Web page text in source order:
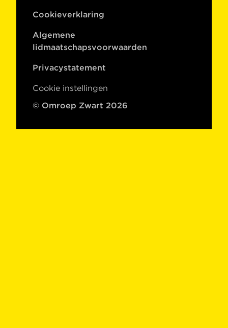
Cookieverklaring
Algemene
lidmaatschapsvoorwaarden
Privacystatement
Cookie instellingen
© Omroep Zwart 2026